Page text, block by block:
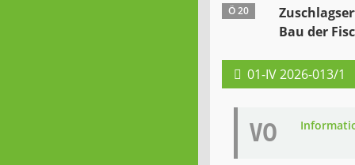
Ö 20
Bau der
01-IV 2026-013/1
VO